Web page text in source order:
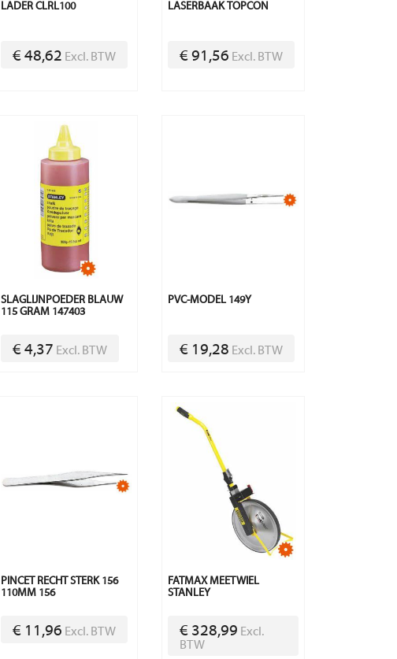
LADER CLRL100
€ 48,62 Excl. BTW
LASERBAAK TOPCON
€ 91,56 Excl. BTW
SLAGLIJNPOEDER BLAUW
115 GRAM 147403
€ 4,37 Excl. BTW
PVC-MODEL 149Y
€ 19,28 Excl. BTW
PINCET RECHT STERK 156
110MM 156
€ 11,96 Excl. BTW
FATMAX MEETWIEL
STANLEY
€ 328,99 Excl.
BTW